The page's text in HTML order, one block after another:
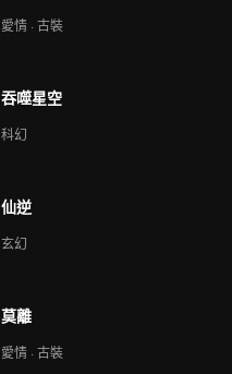
愛情 · 古裝
吞噬星空
科幻
仙逆
玄幻
莫離
愛情 · 古裝